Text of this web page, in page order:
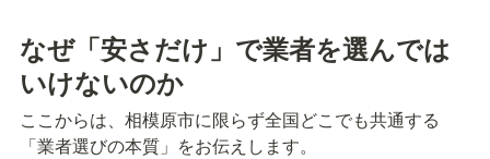
なぜ「安さだけ」で業者を選んでは
いけないのか
ここからは、相模原市に限らず全国どこでも共通する
「業者選びの本質」をお伝えします。